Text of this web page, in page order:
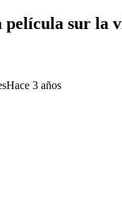
película sur la
Hace 3 años